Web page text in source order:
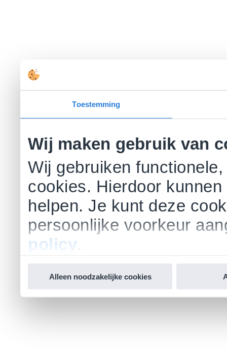
Toestemming
Wij maken gebruik van
Wij gebruiken
cookies. Hierdoor
helpen. Je kunt deze
persoonlijke voorkeur
policy
Alleen noodzakelijke cookies